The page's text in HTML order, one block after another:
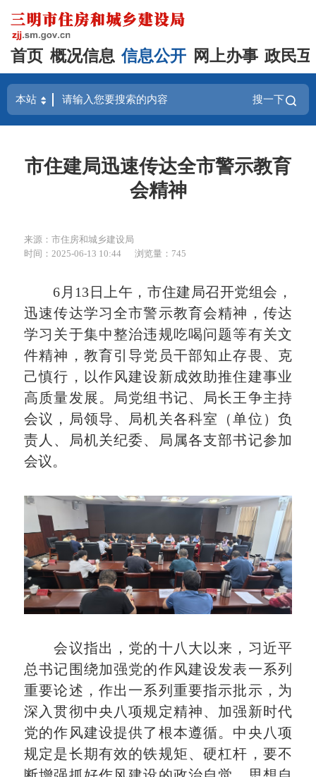
首页 概况信息 信息公开 网上办事 政民
搜一下
市住建局迅速传达全市警示教育
会精神
来源：市住房和城乡建设局
时间：2025-06-13 10:44
浏览量：745
6月13日上午，市住建局召开党组会，
迅速传达学习全市警示教育会精神，传达
学习关于集中整治违规吃喝问题等有关文
件精神，教育引导党员干部知止存畏、克
己慎行，以作风建设新成效助推住建事业
高质量发展。局党组书记、局长王争主持
会议，局领导、局机关各科室（单位）负
责人、局机关纪委、局属各支部书记参加
会议。
会议指出，党的十八大以来，习近平
总书记围绕加强党的作风建设发表一系列
重要论述，作出一系列重要指示批示，为
深入贯彻中央八项规定精神、加强新时代
党的作风建设提供了根本遵循。中央八项
规定是长期有效的铁规矩、硬杠杆，要不